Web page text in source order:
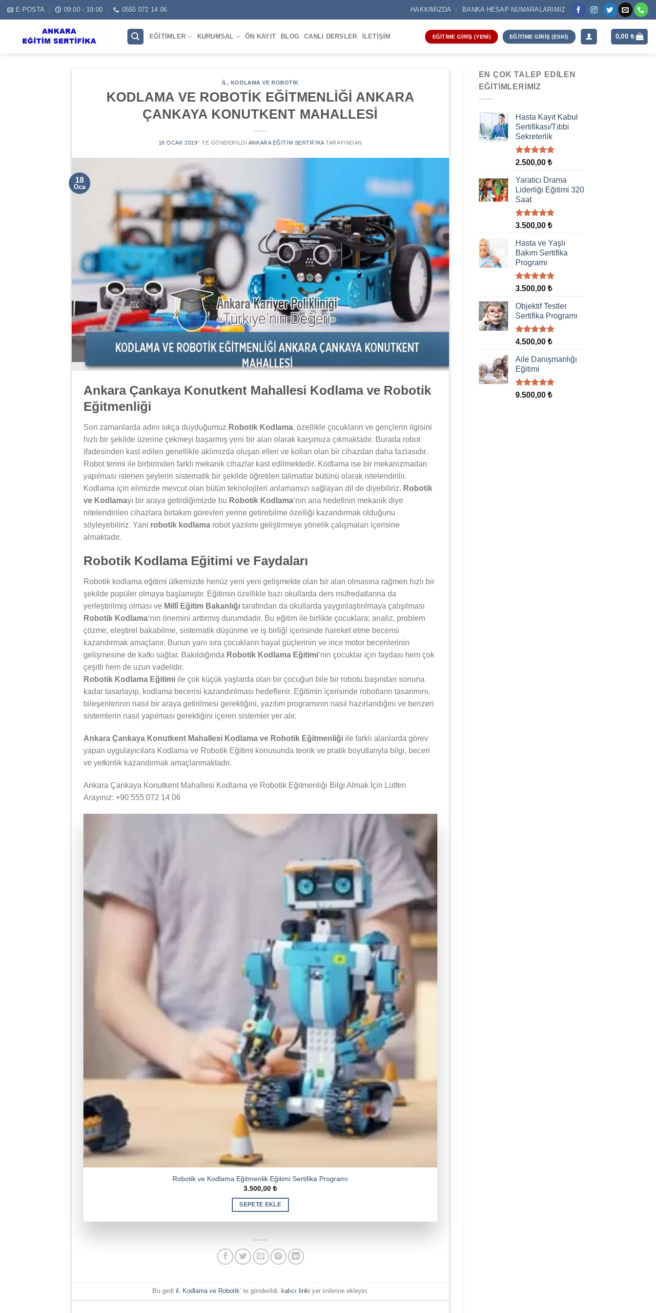
Skip
to
E-POSTA 09:00 - 19:00 0555 072 14 06 HAKKIMIZDA BANKA HESAP NUMARALARIMIZ
EĞITIMLER KURUMSAL ÖN KAYIT BLOG CANLI DERSLER İLETIŞIM EĞITIME GIRIŞ (YENI) EĞITIME GIRIŞ (ESKI) 0,00 ₺
IL, KODLAMA VE ROBOTIK
KODLAMA VE ROBOTİK EĞİTMENLİĞİ ANKARA
ÇANKAYA KONUTKENT MAHALLESİ
18 OCAK 2019’' TE GÖNDERILDI ANKARA EĞITIM SERTIFIKATARAFINDAN
18
Oca
Ankara Çankaya Konutkent Mahallesi Kodlama ve Robotik
Eğitmenliği
Son zamanlarda adını sıkça duyduğumuz Robotik Kodlama, özellikle çocukların ve gençlerin ilgisini
hızlı bir şekilde üzerine çekmeyi başarmış yeni bir alan olarak karşımıza çıkmaktadır. Burada robot
ifadesinden kast edilen genellikle aklımızda oluşan elleri ve kolları olan bir cihazdan daha fazlasıdır.
Robot terimi ile birbirinden farklı mekanik cihazlar kast edilmektedir. Kodlama ise bir mekanizmadan
yapılması istenen şeylerin sistematik bir şekilde öğretilen talimatlar bütünü olarak nitelendirilir.
Kodlama için elimizde mevcut olan bütün teknolojileri anlamamızı sağlayan dil de diyebiliriz. Robotik
ve Kodlamayı bir araya getirdiğimizde bu Robotik Kodlama‘nın ana hedefinin mekanik diye
nitelendirilen cihazlara birtakım görevleri yerine getirebilme özelliği kazandırmak olduğunu
söyleyebiliriz. Yani robotik kodlama robot yazılımı geliştirmeye yönelik çalışmaları içerisine
almaktadır.
Robotik Kodlama Eğitimi ve Faydaları
Robotik kodlama eğitimi ülkemizde henüz yeni yeni gelişmekte olan bir alan olmasına rağmen hızlı bir
şekilde popüler olmaya başlamıştır. Eğitimin özellikle bazı okullarda ders müfredatlarına da
yerleştirilmiş olması ve Millî Eğitim Bakanlığı tarafından da okullarda yaygınlaştırılmaya çalışılması
Robotik Kodlama‘nın önemini arttırmış durumdadır. Bu eğitim ile birlikte çocuklara; analiz, problem
çözme, eleştirel bakabilme, sistematik düşünme ve iş birliği içerisinde hareket etme becerisi
kazandırmak amaçlanır. Bunun yanı sıra çocukların hayal güçlerinin ve ince motor becerilerinin
gelişmesine de katkı sağlar. Bakıldığında Robotik Kodlama Eğitimi‘nin çocuklar için faydası hem çok
çeşitli hem de uzun vadelidir.
Robotik Kodlama Eğitimi ile çok küçük yaşlarda olan bir çocuğun bile bir robotu başından sonuna
kadar tasarlayıp, kodlama becerisi kazandırılması hedeflenir. Eğitimin içerisinde robotların tasarımını,
bileşenlerinin nasıl bir araya getirilmesi gerektiğini, yazılım programının nasıl hazırlandığını ve benzeri
sistemlerin nasıl yapılması gerektiğini içeren sistemler yer alır.
Ankara Çankaya Konutkent Mahallesi Kodlama ve Robotik Eğitmenliği ile farklı alanlarda görev
yapan uygulayıcılara Kodlama ve Robotik Eğitimi konusunda teorik ve pratik boyutlarıyla bilgi, beceri
ve yetkinlik kazandırmak amaçlanmaktadır.
Ankara Çankaya Konutkent Mahallesi Kodlama ve Robotik Eğitmenliği Bilgi Almak İçin Lütfen
Arayınız: +90 555 072 14 06
Robotik ve Kodlama Eğitmenlik Eğitimi Sertifika Programı
3.500,00₺
SEPETE EKLE
Bu girdi il , Kodlama ve Robotik’ te gönderildi. kalıcı linki yer imlerine ekleyin.
EN ÇOK TALEP EDILEN
EĞITIMLERIMIZ
Hasta Kayıt Kabul
Sertifikası/Tıbbi
Sekreterlik
5 üzerinden
oy
aldı
2.500,00 ₺
Yaratıcı Drama
Liderliği Eğitimi 320
Saat
5 üzerinden
oy
aldı
3.500,00 ₺
Hasta ve Yaşlı
Bakım Sertifika
Programı
5 üzerinden
oy
aldı
3.500,00 ₺
Objektif Testler
Sertifika Programı
5 üzerinden
oy
aldı
4.500,00 ₺
Aile Danışmanlığı
Eğitimi
5 üzerinden
oy
9.500,00 ₺